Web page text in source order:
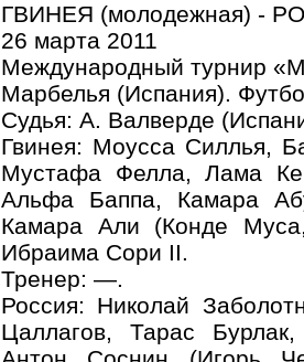
ГВИНЕЯ (молодежная) -
26 марта 2011
Международный турнир
Марбелья (Испания).
Судья: А. Валверде
Гвинея: Моусса Силлья,
Мустафа Фелла, Лама
Альфа Баппа, Камара
Камара Али (Конде
Ибраима Сори II.
Тренер: —.
Россия: Николай
Цаллагов, Тарас